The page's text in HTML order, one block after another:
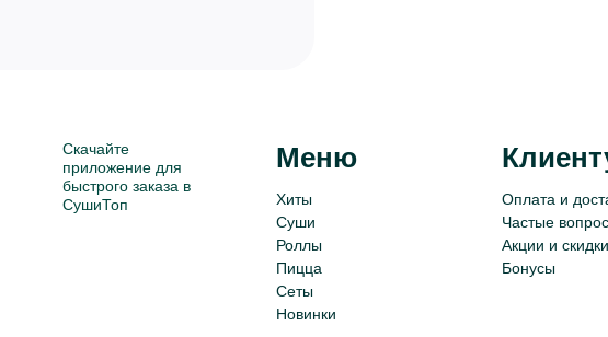
Скачайте
приложение для
быстрого заказа в
СушиТоп
Меню
Хиты
Суши
Роллы
Пицца
Сеты
Новинки
Оплата и
Частые
Акции и скидки
Бонусы